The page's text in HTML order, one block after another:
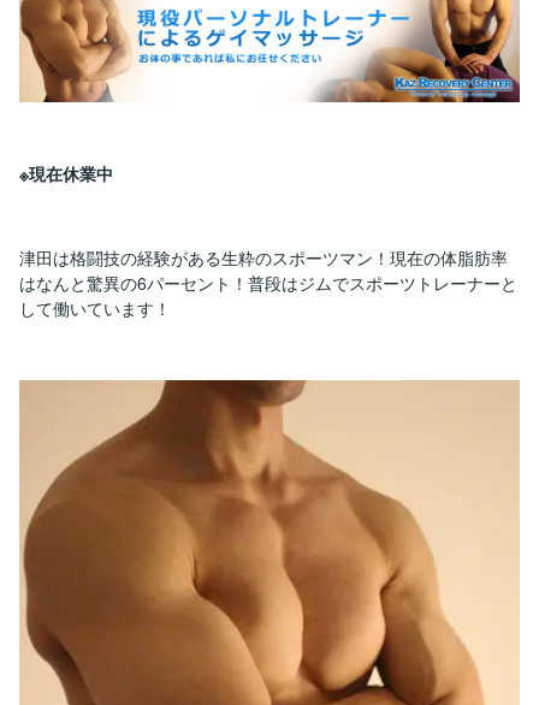
※現在休業中
津田は格闘技の経験がある生粋のスポーツマン！現在の体脂肪率
はなんと驚異の6パーセント！普段はジムでスポーツトレーナーと
して働いています！